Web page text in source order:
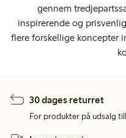
gennem
inspirerende og
flere forskellige koncepter
30 dages returret
For produkter på udsalg